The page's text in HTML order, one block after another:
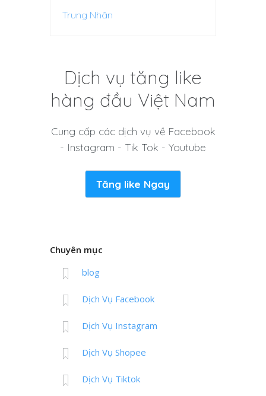
Trung Nhân
Dịch vụ tăng like
hàng đầu Việt Nam
Cung cấp các dịch vụ về Facebook
- Instagram - Tik Tok - Youtube
Tăng like Ngay
Chuyên mục
blog
Dịch Vụ Facebook
Dịch Vụ Instagram
Dịch Vụ Shopee
Dịch Vụ Tiktok